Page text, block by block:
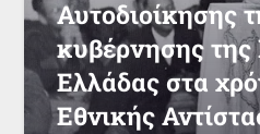
Αυτοδιοίκησης
κυβέρνησης της
Ελλάδας στα
Εθνικής